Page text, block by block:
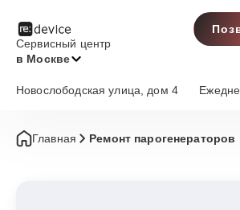
Сервисный центр
в Москве
Новослободская улица, дом 4
Главная Ремонт парогенераторов